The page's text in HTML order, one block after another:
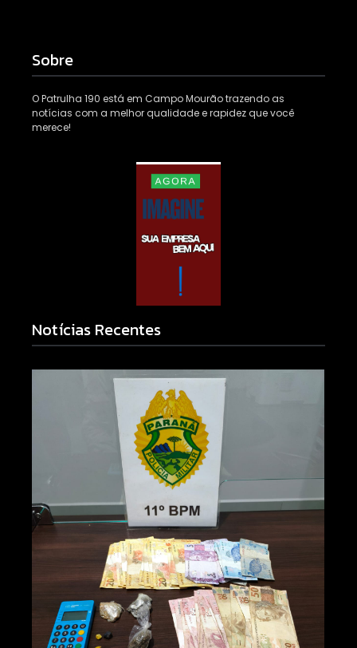
Sobre
O Patrulha 190 está em Campo Mourão trazendo as
notícias com a melhor qualidade e rapidez que você
merece!
Notícias Recentes